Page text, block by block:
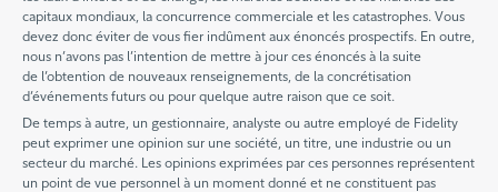
capitaux mondiaux, la concurrence commerciale et les catastrophes. Vous
devez donc éviter de vous fier indûment aux énoncés prospectifs. En outre,
nous n’avons pas l’intention de mettre à jour ces énoncés à la suite
de l’obtention de nouveaux renseignements, de la concrétisation
d’événements futurs ou pour quelque autre raison que ce soit.
De temps à autre, un gestionnaire, analyste ou autre employé de Fidelity
peut exprimer une opinion sur une société, un titre, une industrie ou un
secteur du marché. Les opinions exprimées par ces personnes représentent
un point de vue personnel à un moment donné et ne constituent pas